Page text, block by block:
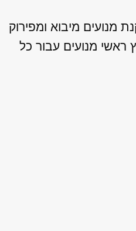
מיבוא ומפירוק
ראשי מנועים עבור כל